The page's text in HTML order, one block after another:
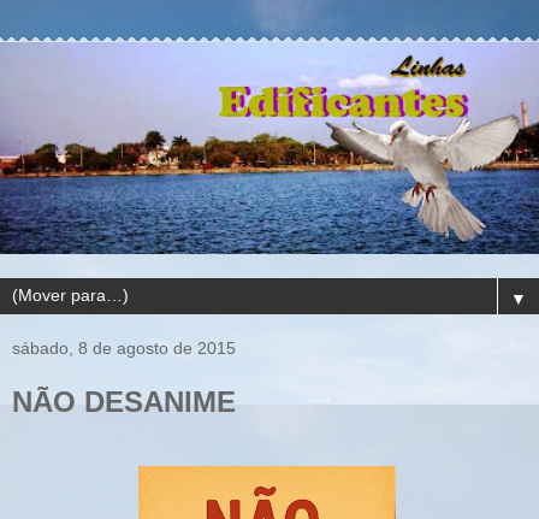
▼
sábado, 8 de agosto de 2015
NÃO DESANIME